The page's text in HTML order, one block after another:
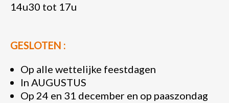
14u30 tot 17u
GESLOTEN :
Op alle wettelijke feestdagen
In AUGUSTUS
Op 24 en 31 december en op paaszondag